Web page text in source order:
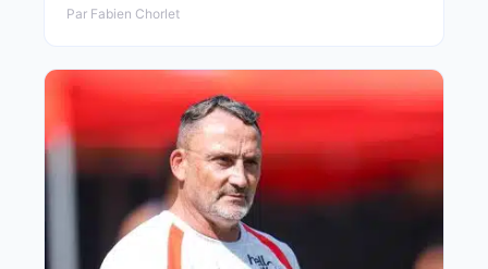
Par Fabien Chorlet